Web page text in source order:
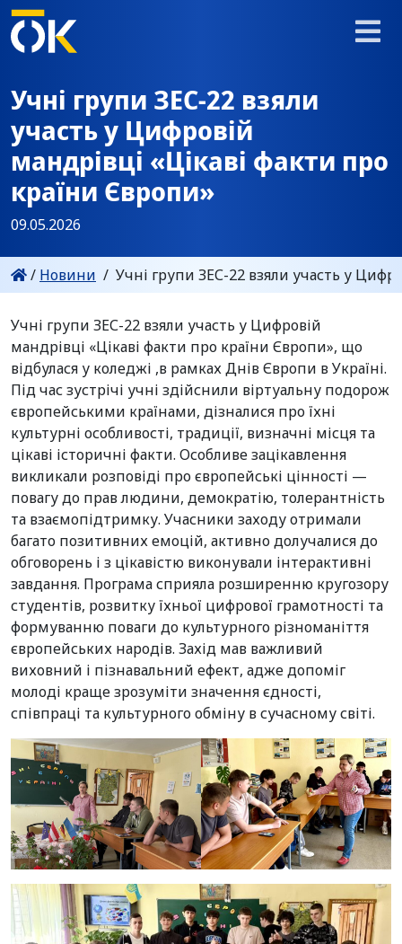
Учні групи ЗЕС-22 взяли
участь у Цифровій
мандрівці «Цікаві факти про
країни Європи»
09.05.2026
/ Новини / Учні групи ЗЕС-22 взяли участь у
Учні групи ЗЕС-22 взяли участь у Цифровій
мандрівці «Цікаві факти про країни Європи», що
відбулася у коледжі ,в рамках Днів Європи в Україні.
Під час зустрічі учні здійснили віртуальну подорож
європейськими країнами, дізналися про їхні
культурні особливості, традиції, визначні місця та
цікаві історичні факти. Особливе зацікавлення
викликали розповіді про європейські цінності —
повагу до прав людини, демократію, толерантність
та взаємопідтримку. Учасники заходу отримали
багато позитивних емоцій, активно долучалися до
обговорень і з цікавістю виконували інтерактивні
завдання. Програма сприяла розширенню кругозору
студентів, розвитку їхньої цифрової грамотності та
формуванню поваги до культурного різноманіття
європейських народів. Захід мав важливий
виховний і пізнавальний ефект, адже допоміг
молоді краще зрозуміти значення єдності,
співпраці та культурного обміну в сучасному світі.